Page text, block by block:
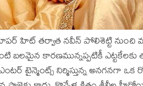
హిట్ తర్వాత నవీన్ పోలిశెట్టి
బలమైన కారణమున్నప్పటికీ ఎట్టకేలకు
టైన్మెంట్స్ నిర్మిస్తున్న అనగనగా